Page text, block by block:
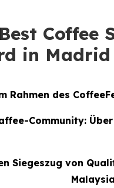
in
Rahmen des
Community:
Siegeszug von